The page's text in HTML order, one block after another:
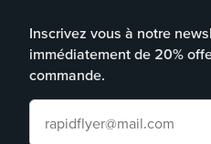
Inscrivez vous à notre
immédiatement de 20%
commande.